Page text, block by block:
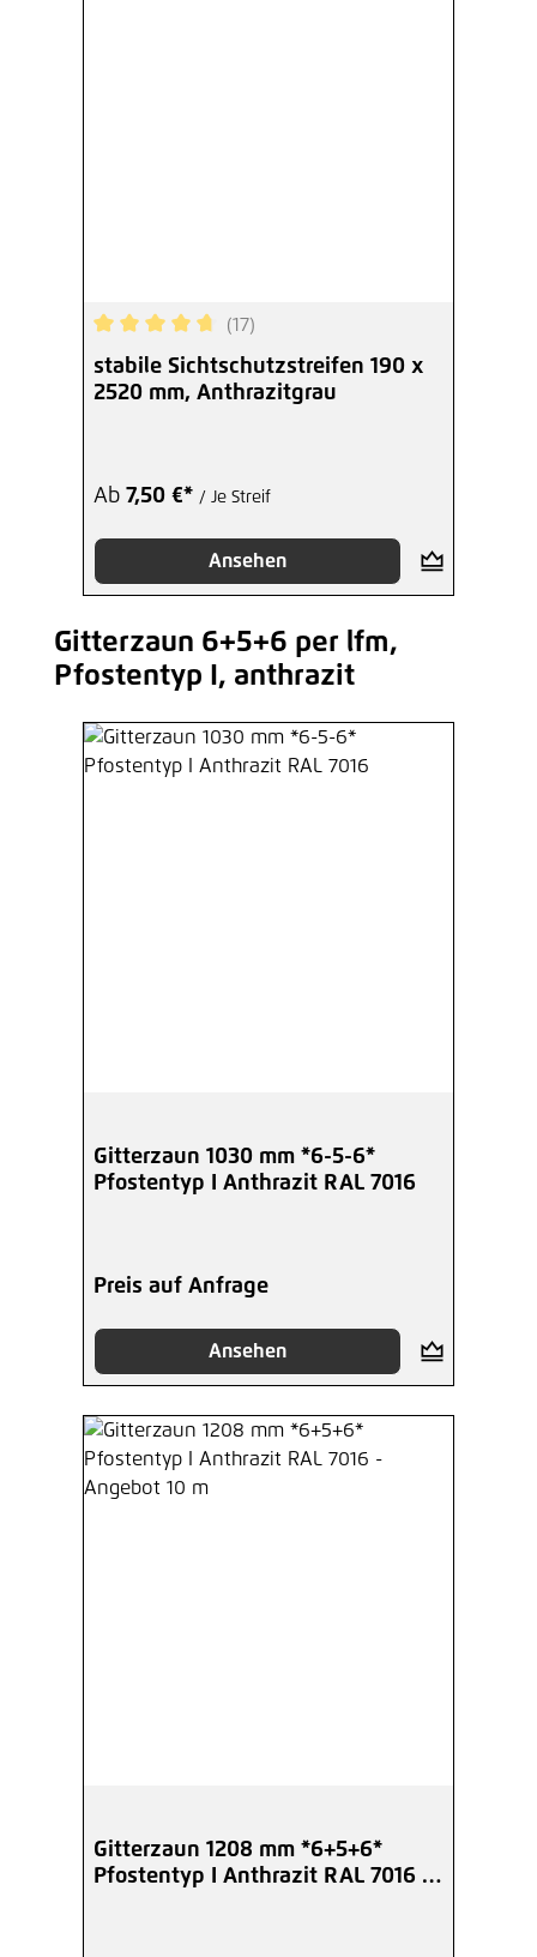
Durchschnittliche Bewertung von 4.82 von 5
(17)
stabile Sichtschutzstreifen 190 x
2520 mm, Anthrazitgrau
Ab 7,50 €* / Je Streif
Ansehen
Produktgalerie überspringen
Gitterzaun 6+5+6 per lfm,
Pfostentyp I, anthrazit
Gitterzaun 1030 mm *6-5-6*
Pfostentyp I Anthrazit RAL 7016
Preis auf Anfrage
Ansehen
Gitterzaun 1208 mm *6+5+6*
Pfostentyp I Anthrazit RAL 7016 -